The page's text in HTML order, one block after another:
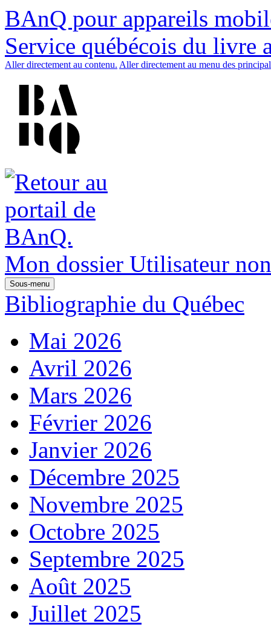
BAnQ pour appareils
Service québécois du livre
Aller directement au contenu. Aller directement au menu des
Mon dossier Utilisateur
Sous-menu
Bibliographie du Québec
Mai 2026
Avril 2026
Mars 2026
Février 2026
Janvier 2026
Décembre 2025
Novembre 2025
Octobre 2025
Septembre 2025
Août 2025
Juillet 2025